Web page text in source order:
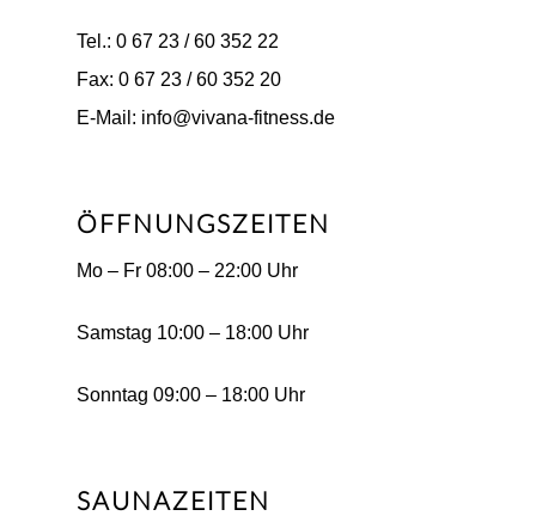
Tel.: 0 67 23 / 60 352 22
Fax: 0 67 23 / 60 352 20
E-Mail: info@vivana-fitness.de
ÖFFNUNGSZEITEN
Mo – Fr 08:00 – 22:00 Uhr
Samstag 10:00 – 18:00 Uhr
Sonntag 09:00 – 18:00 Uhr
SAUNAZEITEN